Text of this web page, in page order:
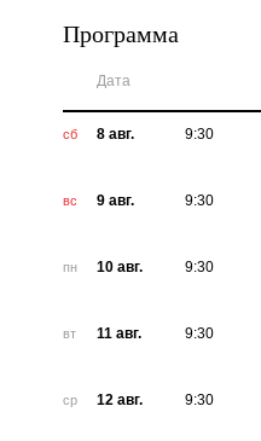
Программа
Дата
сб 8 авг. 9:30
вс 9 авг. 9:30
пн 10 авг. 9:30
вт 11 авг. 9:30
ср 12 авг. 9:30